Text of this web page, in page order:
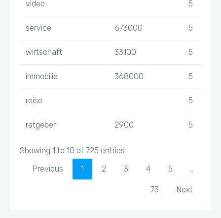
video 5
service 673000 5
wirtschaft 33100 5
immobilie 368000 5
reise 5
ratgeber 2900 5
Showing 1 to 10 of 725 entries
Previous
1 2 3 4 5 …
73 Next